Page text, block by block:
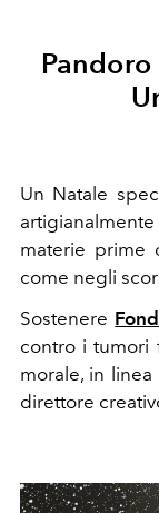
Un Natale
materie prime
come negli
Sostenere
contro i tumori
morale, in linea
direttore